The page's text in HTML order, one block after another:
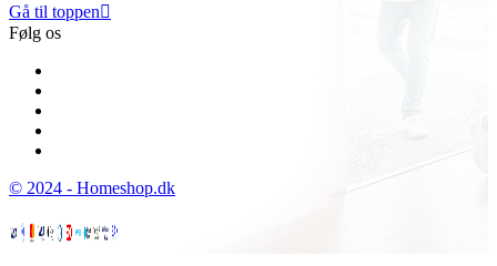
Gå til toppen
Følg os
© 2024 - Homeshop.dk